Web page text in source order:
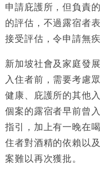
申請庇護所，但負責
的評估，不過露宿者
接受評估，令申請無疾
新加坡社會及家庭發
入住者前，需要考慮
健康、庇護所的其他
個案的露宿者早前曾
指引，加上有一晚在
住者對酒精的依賴以
案難以再次獲批。